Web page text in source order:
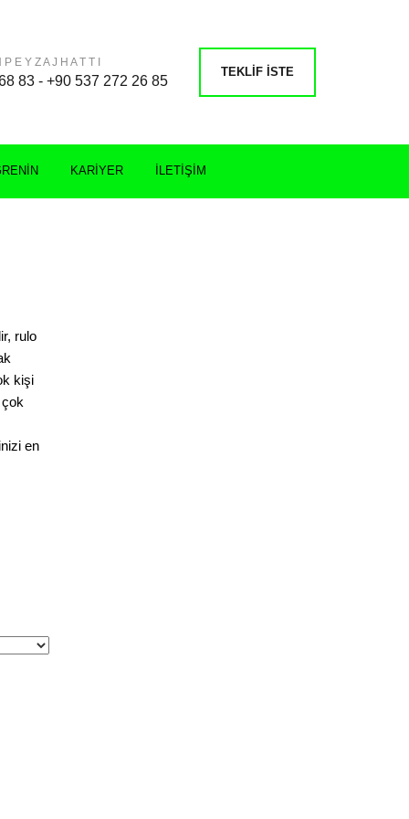
E Y Z A J H A T T I
83 - +90 537 272 26 85
TEKLIF İSTE
KARIYER İLETIŞIM
rulo
kişi
en